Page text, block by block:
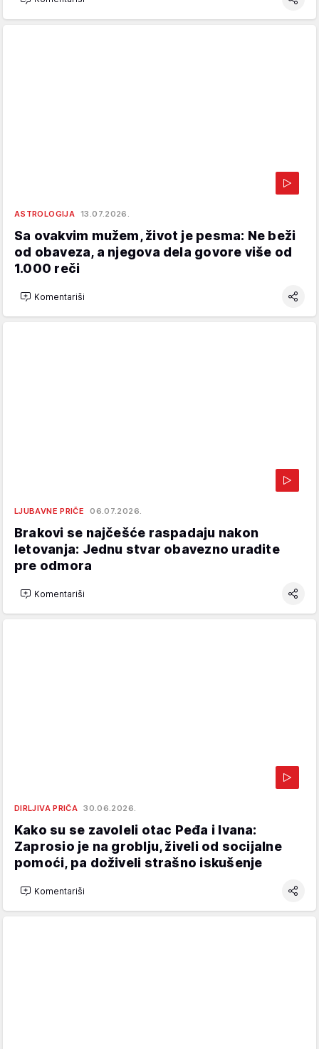
ASTROLOGIJA 13.07.2026.
Sa ovakvim mužem, život je pesma: Ne beži
od obaveza, a njegova dela govore više od
1.000 reči
Komentariši
LJUBAVNE PRIČE 06.07.2026.
Brakovi se najčešće raspadaju nakon
letovanja: Jednu stvar obavezno uradite
pre odmora
Komentariši
DIRLJIVA PRIČA 30.06.2026.
Kako su se zavoleli otac Peđa i Ivana:
Zaprosio je na groblju, živeli od socijalne
pomoći, pa doživeli strašno iskušenje
Komentariši